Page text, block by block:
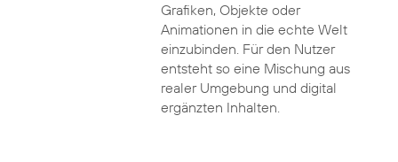
Grafiken, Objekte oder
Animationen in die echte Welt
einzubinden. Für den Nutzer
entsteht so eine Mischung aus
realer Umgebung und digital
ergänzten Inhalten.